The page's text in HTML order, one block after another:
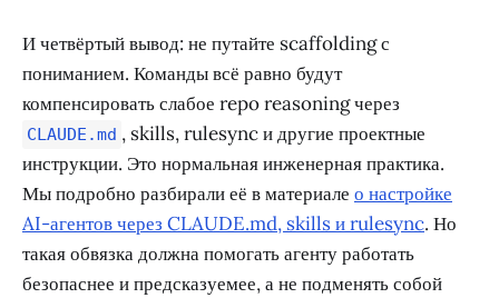
И четвёртый вывод: не путайте scaffolding с
пониманием. Команды всё равно будут
компенсировать слабое repo reasoning через
CLAUDE.md , skills, rulesync и другие проектные
инструкции. Это нормальная инженерная практика.
Мы подробно разбирали её в материале о настройке
AI-агентов через CLAUDE.md, skills и rulesync. Но
такая обвязка должна помогать агенту работать
безопаснее и предсказуемее, а не подменять собой